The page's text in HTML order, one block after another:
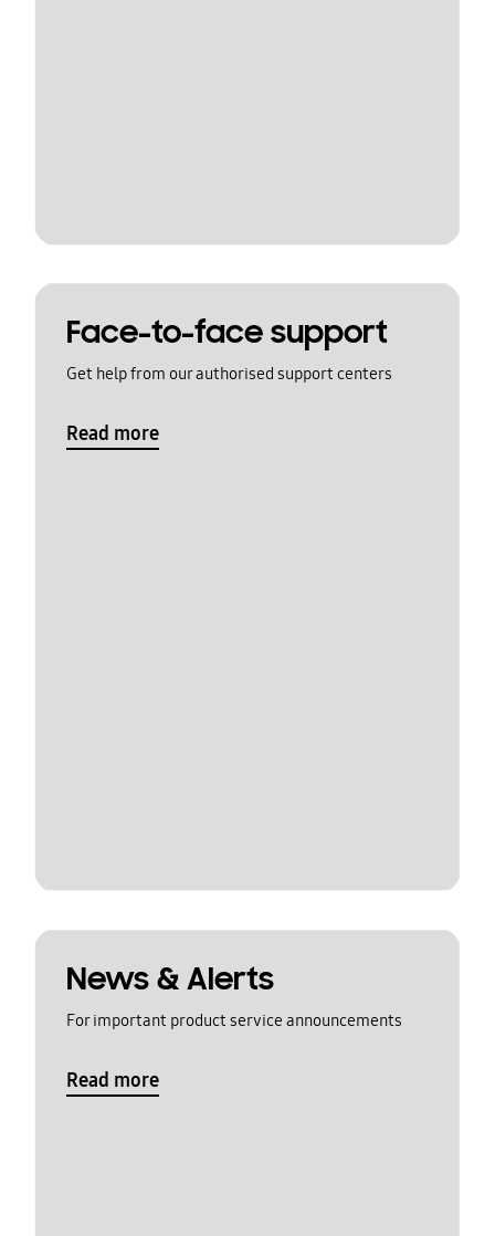
Face-to-face support
Get help from our authorised support centers
Read more
News & Alerts
For important product service announcements
Read more